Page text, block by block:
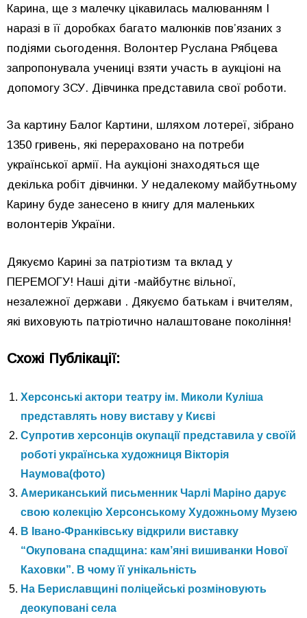
Карина, ще з малечку цікавилась малюванням І
наразі в її доробках багато малюнків пов’язаних з
подіями сьогодення. Волонтер Руслана Рябцева
запропонувала учениці взяти участь в аукціоні на
допомогу ЗСУ. Дівчинка представила свої роботи.
За картину Балог Картини, шляхом лотереї, зібрано
1350 гривень, які перераховано на потреби
української армії. На аукціоні знаходяться ще
декілька робіт дівчинки. У недалекому майбутньому
Карину буде занесено в книгу для маленьких
волонтерів України.
Дякуємо Карині за патріотизм та вклад у
ПЕРЕМОГУ! Наші діти -майбутнє вільної,
незалежної держави . Дякуємо батькам і вчителям,
які виховують патріотично налаштоване покоління!
Схожі Публікації:
Херсонські актори театру ім. Миколи Куліша
представлять нову виставу у Києві
Супротив херсонців окупації представила у своїй
роботі українська художниця Вікторія
Наумова(фото)
Американський письменник Чарлі Маріно дарує
свою колекцію Херсонському Художньому Музею
В Івано-Франківську відкрили виставку
“Окупована спадщина: кам’яні вишиванки Нової
Каховки”. В чому її унікальність
На Бериславщині поліцейські розміновують
деокуповані села